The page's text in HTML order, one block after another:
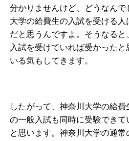
分かりませんけど、どうなんで
大学の給費生の入試を受ける
だと思うんですよ。そうなる
入試を受けていれば受かった
いる気もしてきます。
したがって、神奈川大学の給
の一般入試も同時に受験できて
と思います。神奈川大学の通